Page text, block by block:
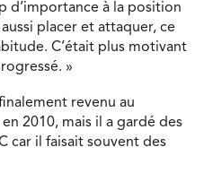
d’importance à la position
placer et attaquer, ce
C’était plus motivant
»
revenu au
2010, mais il a gardé des
car il faisait souvent des